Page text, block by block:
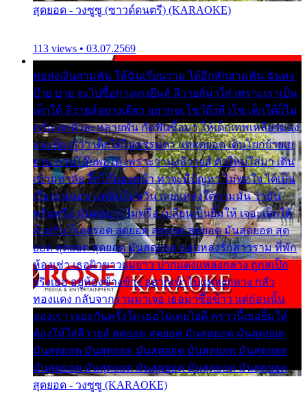
สุดยอด - วงซูซู (ซาวด์ดนตรี) (KARAOKE)
113 views • 03.07.2569
พ่อส่งเงินสามพัน ให้ฉันเรียนราม ได้อีกสักสามพัน ฉันคง
บ๊าย บาย จะไปซื้อกางเกงยีนส์ ลีวายส์มาใส่ เพราะเราเป็น
เด็กใต้ ลีวายส์อย่างเดียว อยากจะโชว์ถึงหิวโซ เด็กใต้ก็ไม่
หวั่น ตกตัวละหลายพัน กัดฟันซื้อมา ให้เด็กเทพเหลียวมอง
และต้องรู้ว่า เด็กใต้ไม่ธรรมดา แต่สุดยอด เดินโยกย้ายเย
ยวน กวนโอ๊ยพอได้ เพราะว่านุ่งลีวายส์ ตัวใหม่ใส่มา เดิน
เข้ามหาลัย จิ๊กโก๊มองหน้า ท่าจะมีปัญหา ไม่พอใจ ได้เป็น
เรื่องแน่นอน แต่ฉันไม่หวั่น เลยแหลงใต้ถามมัน ว่ามัน
พรั่นพรือ มันตอบว่าไม่พรื่อ เปลี่ยนเป็นยิ้มให้ เจอะเด็กใต้
ด้วยกัน ก็เลยรอด สุดยอด สุดยอด สุดยอด มันสุดยอด สุด
ยอด สุดยอด สุดยอด มันสุดยอด แอบหลงรักสาวราม ที่พัก
ห้องเช่า เธอผิวขาวผมยาว ปากแดงแหลงกลาง ถูกสเป็ก
จริงเธอ อยู่ห้องข้างข้าง อยากเข้าไปแหลงกลาง กลัว
ทองแดง กลับจากรามมาเจอ เธอมาซื้อข้าว แต่ก่อนนั้น
สองเรา เจอะกันครั้งใด เธอไม่เคยไยดี คราวนี้เธอยิ้มให้
ต้องให้ใส่ลีวายส์ สุดยอด สุดยอด มันสุดยอด มันสุดยอด
มันสุดยอด มันสุดยอด มันสุดยอด มันสุดยอด มันสุดยอด
มันสุดยอด มันสุดยอด มันสุดยอด มันสุดยอด มันสุดยอด
สุดยอด - วงซูซู (KARAOKE)